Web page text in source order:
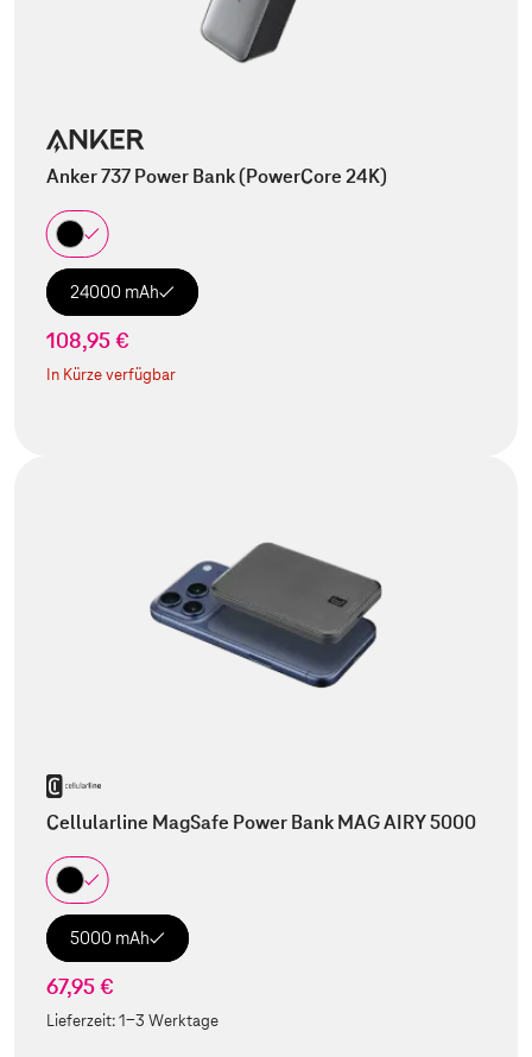
Anker 737 Power Bank (PowerCore 24K)
24000 mAh
108,95 €
In Kürze verfügbar
Cellularline MagSafe Power Bank MAG AIRY 5000
5000 mAh
67,95 €
Lieferzeit:1-3 Werktage